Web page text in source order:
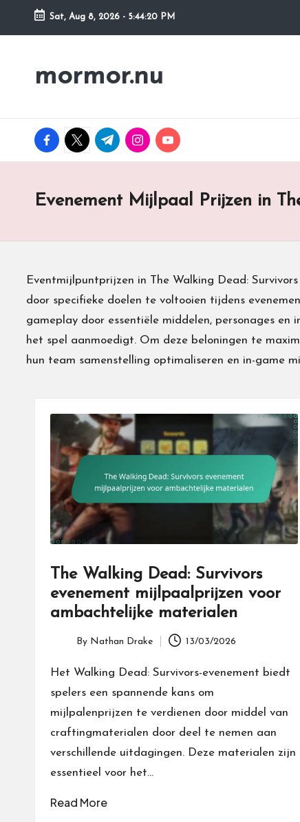
Skip
Sat, Aug 8, 2026 - 5:44:21 PM
mormor.nu
facebook.com
twitter.com
t.me instagram.com
youtube.com
Evenement Mijlpaal Prijzen in
Eventmijlpuntprijzen in The Walking Dead:
door specifieke doelen te voltooien tijdens
gameplay door essentiële middelen, personages
het spel aanmoedigt. Om deze beloningen te
hun team samenstelling optimaliseren en in-game
The Walking Dead: Survivors
evenement mijlpaalprijzen voor
ambachtelijke materialen
by
By Nathan Drake 13/03/2026
Het Walking Dead: Survivors-evenement biedt
spelers een spannende kans om
mijlpalenprijzen te verdienen door middel van
craftingmaterialen door deel te nemen aan
verschillende uitdagingen. Deze materialen zijn
essentieel voor het…
Read More